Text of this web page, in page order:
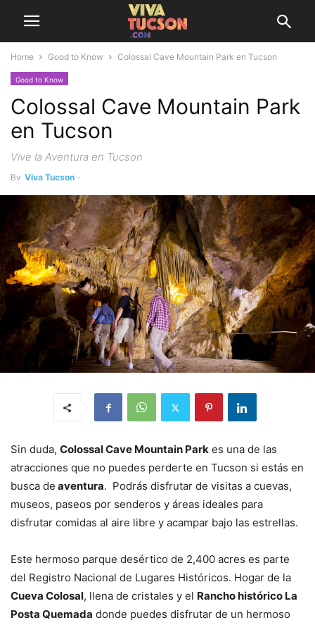
Home Good to Know Colossal Cave Mountain Park en Tucson
Good to Know
Colossal Cave Mountain Park
en Tucson
Vive la Aventura en Tucson
By Viva Tucson -
Sin duda, Colossal Cave Mountain Park es una de las
atracciones que no puedes perderte en Tucson si estás en
busca de aventura. Podrás disfrutar de visitas a cuevas,
museos, paseos por senderos y áreas ideales para
disfrutar comidas al aire libre y acampar bajo las estrellas.
Este hermoso parque desértico de 2,400 acres es parte
del Registro Nacional de Lugares Históricos. Hogar de la
Cueva Colosal, llena de cristales y el Rancho histórico La
Posta Quemada donde puedes disfrutar de un hermoso